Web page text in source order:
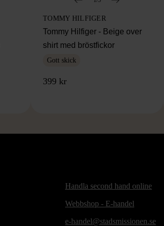
TOMMY HILFIGER
Tommy Hilfiger - Beige over
shirt med bröstfickor
Gott skick
399 kr
Handla second hand online
Webbshop - E-handel
e-handel@stadsmissionen.se